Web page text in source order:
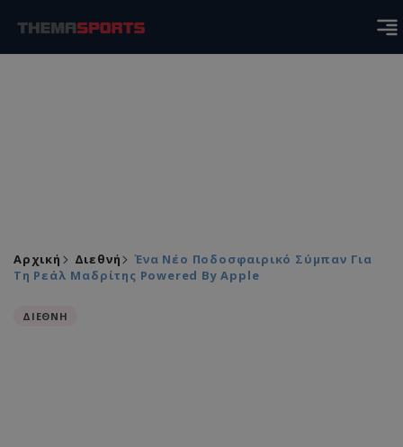
Αρχική Διεθνή
Ένα Νέο Ποδοσφαιρικό Σύμπαν Για
Τη Ρεάλ Μαδρίτης Powered By Apple
ΔΙΕΘΝΗ